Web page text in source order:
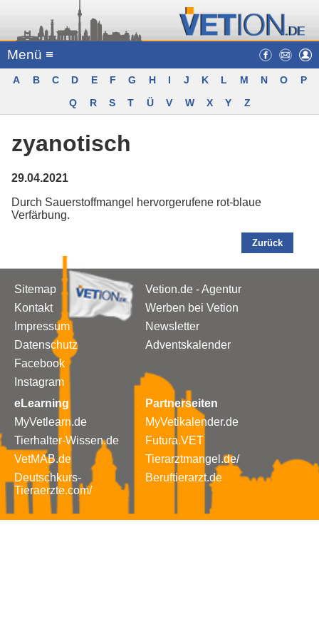
Menü ≡
A B C D E F G H I J K L M N O
P
Q
R S T Ü V W X Y Z
zyanotisch
29.04.2021
Durch Sauerstoffmangel hervorgerufene rot-blaue
Verfärbung.
Zurück
Sitemap
Kontakt
Impressum
Datenschutz
Facebook
Instagram
Vetion.de - Agentur
Werben bei Vetion
Newsletter
Adventskalender
eLearning
MyVetlearn.de
Tierhalter-Wissen.de
VetMAB.de
Deutschkurs-
Tieraerzte.com/
Partnerseiten
MyVetikalender.de
Futura.VET
Tierarztmangel.de/
Beruftierarzt.de